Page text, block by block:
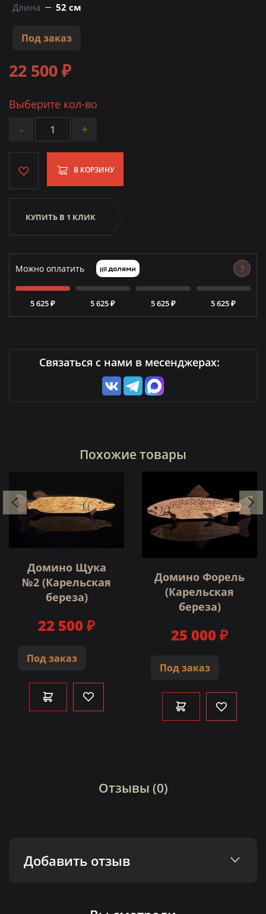
Длина
52 см
Под заказ
22 500 ₽
Выберите кол-во
- +
В КОРЗИНУ
КУПИТЬ В 1 КЛИК
Можно оплатить ?
5 625 ₽ 5 625 ₽ 5 625 ₽ 5 625 ₽
Связаться с нами в месенджерах:
Похожие товары
Домино Щука
№2 (Карельская
береза)
Под заказ
22 500 ₽
Домино Форель
(Карельская
береза)
Под заказ
25 000 ₽
Отзывы (0)
Добавить отзыв